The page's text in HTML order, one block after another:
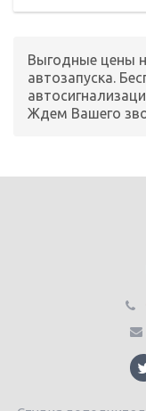
Выгодные цены
автозапуска.
Ждем Вашего